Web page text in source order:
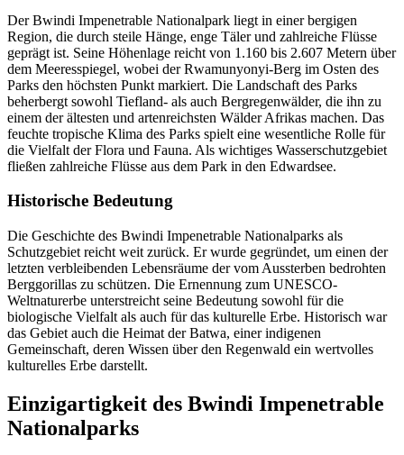
Der Bwindi Impenetrable Nationalpark liegt in einer bergigen
Region, die durch steile Hänge, enge Täler und zahlreiche Flüsse
geprägt ist. Seine Höhenlage reicht von 1.160 bis 2.607 Metern über
dem Meeresspiegel, wobei der Rwamunyonyi-Berg im Osten des
Parks den höchsten Punkt markiert. Die Landschaft des Parks
beherbergt sowohl Tiefland- als auch Bergregenwälder, die ihn zu
einem der ältesten und artenreichsten Wälder Afrikas machen. Das
feuchte tropische Klima des Parks spielt eine wesentliche Rolle für
die Vielfalt der Flora und Fauna. Als wichtiges Wasserschutzgebiet
fließen zahlreiche Flüsse aus dem Park in den Edwardsee.
Historische Bedeutung
Die Geschichte des Bwindi Impenetrable Nationalparks als
Schutzgebiet reicht weit zurück. Er wurde gegründet, um einen der
letzten verbleibenden Lebensräume der vom Aussterben bedrohten
Berggorillas zu schützen. Die Ernennung zum UNESCO-
Weltnaturerbe unterstreicht seine Bedeutung sowohl für die
biologische Vielfalt als auch für das kulturelle Erbe. Historisch war
das Gebiet auch die Heimat der Batwa, einer indigenen
Gemeinschaft, deren Wissen über den Regenwald ein wertvolles
kulturelles Erbe darstellt.
Einzigartigkeit des Bwindi Impenetrable
Nationalparks